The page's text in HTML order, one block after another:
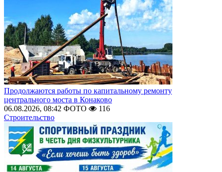
Продолжаются работы по капитальному ремонту
центрального моста в Конаково
06.08.2026, 08:42 ФОТО
116
Строительство